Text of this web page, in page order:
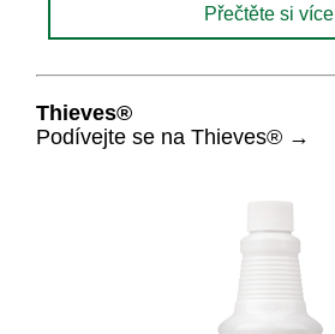
Přečtěte si více
Thieves®
Podívejte se na Thieves® →